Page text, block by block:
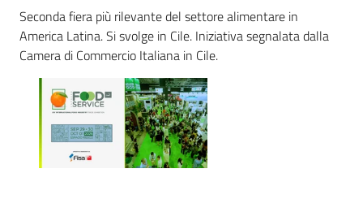
Tutelare
Impresa
e
Impresa
Seconda fiera più rilevante del settore alimentare in
America Latina. Si svolge in Cile. Iniziativa segnalata dalla
Camera di Commercio Italiana in Cile.